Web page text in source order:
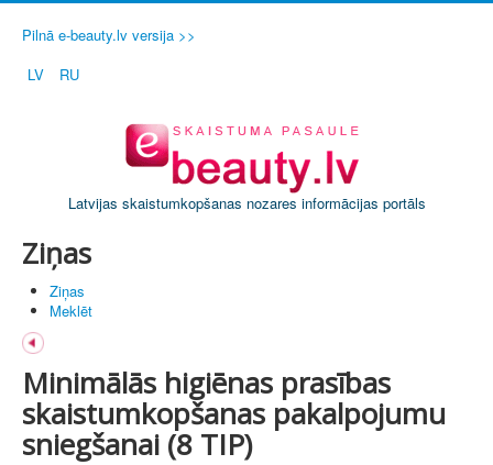
Pilnā e-beauty.lv versija >>
LV
RU
Latvijas skaistumkopšanas nozares informācijas portāls
Ziņas
Ziņas
Meklēt
Minimālās higiēnas prasības
skaistumkopšanas pakalpojumu
sniegšanai (8 TIP)